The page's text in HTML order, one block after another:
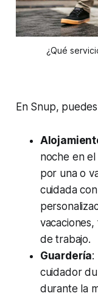
¿Qué
En Snup,
noche en
por una o
cuidada
vacaciones,
de trabajo.
Guardería:
cuidador
durante la